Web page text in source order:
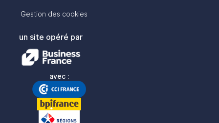
Gestion des cookies
un site opéré par
avec :